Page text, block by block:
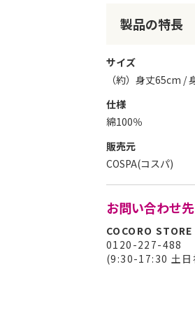
す
る
製品の特長
サイズ
（約）身丈65cm /
仕様
綿100％
販売元
COSPA(コスパ)
お問い合わせ先
COCORO STORE
0120-227-488
(9:30-17:30 土日